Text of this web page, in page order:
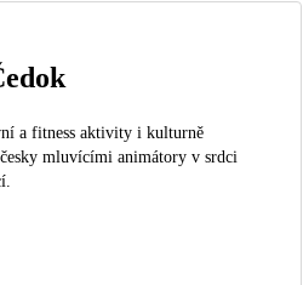
a fitness aktivity i kulturně
mluvícími animátory v srdci